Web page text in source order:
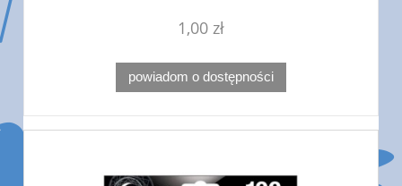
1,00 zł
powiadom o dostępności